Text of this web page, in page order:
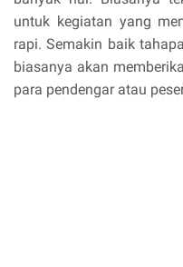
untuk kegiatan yang
rapi. Semakin baik
biasanya akan
para pendengar atau